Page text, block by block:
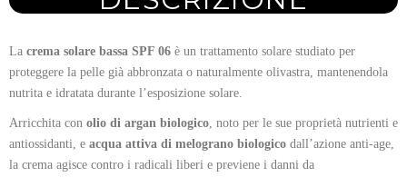
La crema solare bassa SPF 06 è un trattamento solare studiato per
proteggere la pelle già abbronzata o naturalmente olivastra, mantenendola
nutrita e idratata durante l’esposizione solare.
Arricchita con olio di argan biologico, noto per le sue proprietà nutrienti e
antiossidanti, e acqua attiva di melograno biologico dall’azione anti-age,
la crema agisce contro i radicali liberi e previene i danni da